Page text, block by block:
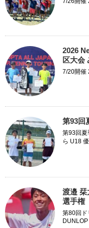
2026
区大会
7/20開催
第93回
第93回夏
ら U18
渡邉 栞
選手権
第80回
DUNLOP